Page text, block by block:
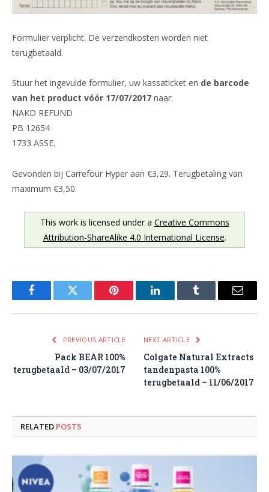
Formulier verplicht. De verzendkosten worden niet
terugbetaald.
Stuur het ingevulde formulier, uw kassaticket en de barcode
van het product vóór 17/07/2017 naar:
NAKD REFUND
PB 12654
1733 ASSE.
Gevonden bij Carrefour Hyper aan €3,29. Terugbetaling van
maximum €3,50.
This work is licensed under a Creative Commons
Attribution-ShareAlike 4.0 International License.
FacebookTwitter Pinterest LinkedInTumblr Email
PREVIOUS ARTICLE
Pack BEAR 100%
terugbetaald – 03/07/2017
NEXT ARTICLE
Colgate Natural Extracts
tandenpasta 100%
terugbetaald – 11/06/2017
RELATED POSTS